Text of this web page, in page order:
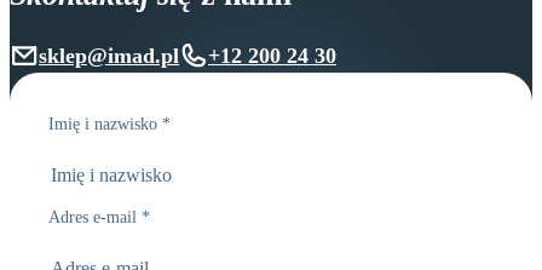
sklep@imad.pl +12 200 24 30
Imię i nazwisko *
Adres e-mail *